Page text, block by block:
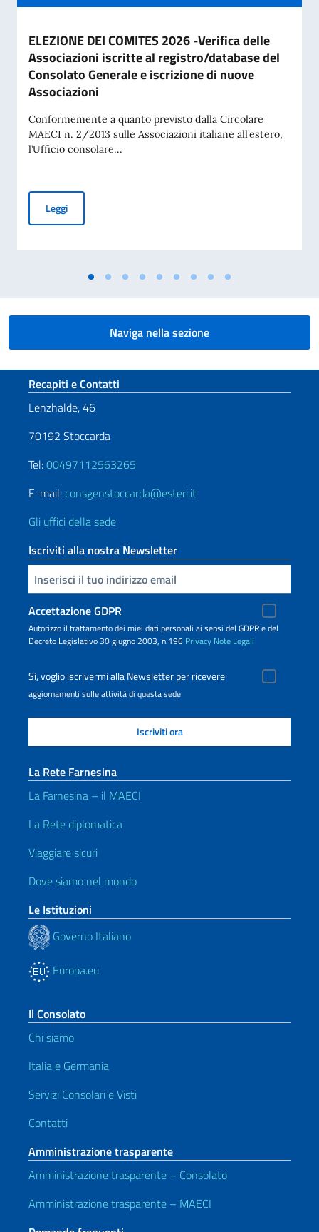
ELEZIONE DEI COMITES 2026 -Verifica delle
Associazioni iscritte al registro/database del
Consolato Generale e iscrizione di nuove
Associazioni
Conformemente a quanto previsto dalla Circolare
MAECI n. 2/2013 sulle Associazioni italiane all’estero,
l’Ufficio consolare...
LeggiELEZIONE DEI COMITES 2026 -Verifica delle
Naviga nella sezione
Sezione footer
Recapiti e Contatti
Lenzhalde, 46
70192 Stoccarda
Tel:00497112563265
E-mail: consgenstoccarda@esteri.it
Gli uffici della sede
Iscriviti alla nostra Newsletter
Inserisci la tua email
Accettazione GDPR
Autorizzo il trattamento dei miei dati personali ai sensi del GDPR e del
Decreto Legislativo 30 giugno 2003, n.196 Privacy Note Legali
Sì, voglio iscrivermi alla Newsletter per ricevere
aggiornamenti sulle attività di questa sede
La Rete Farnesina
La Farnesina – il MAECI
La Rete diplomatica
Viaggiare sicuri
Dove siamo nel mondo
Le Istituzioni
Governo Italiano
Europa.eu
Il Consolato
Chi siamo
Italia e Germania
Servizi Consolari e Visti
Contatti
Amministrazione trasparente
Amministrazione trasparente – Consolato
Amministrazione trasparente – MAECI